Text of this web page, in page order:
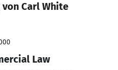
Carl White
Law